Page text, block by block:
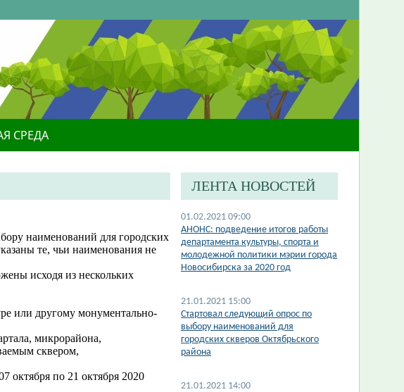
СРЕДА
наименований для городских
те, чьи наименования не
исходя из нескольких
или другому монументально-
микрорайона,
сквером,
октября по 21 октября 2020
ЛЕНТА НОВОСТЕЙ
01.02.2021 09:00
АНОНС: подведение итогов работы
департамента культуры, спорта и
молодежной политики мэрии города
Новосибирска за 2020 год
21.01.2021 15:00
Стартовал следующий опрос по
выбору наименований для
городских скверов Октябрьского
района
21.01.2021 14:00